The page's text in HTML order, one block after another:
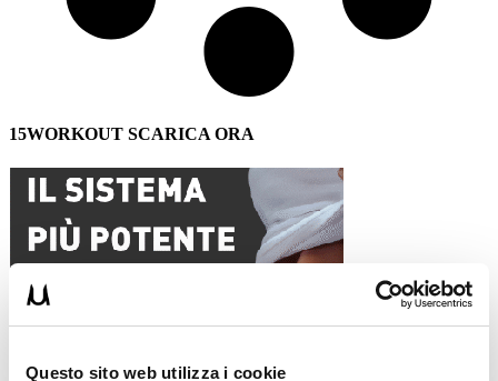
Questo sito web utilizza i cookie
15WORKOUT SCARICA ORA